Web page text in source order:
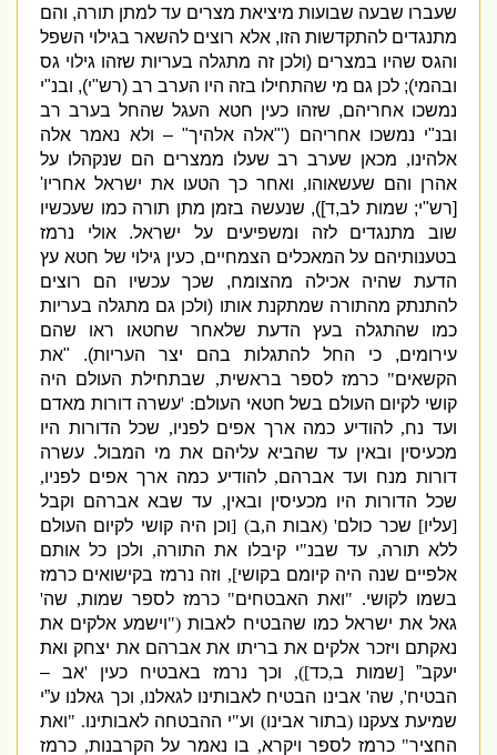
שעברו שבעה שבועות מיציאת מצרים עד למתן תורה,והם
מתנגדים להתקדשות הזו,אלא רוצים להשאר בגילוי השפל
והגס שהיו במצרים(ולכן זה מתגלה בעריות שזהו גילוי גס
ובהמי);לכן גם מי שהתחילו בזה היו הערב רב(רש"י),ובנ"י
נמשכו אחריהם,שזהו כעין חטא העגל שהחל בערב רב
ובנ"י נמשכו אחריהם(' אלה אלהיך" –ולא נאמר אלה
אלהינו,מכאן שערב רב שעלו ממצרים הם שנקהלו על
אהרן והם שעשאוהו,ואחר כך הטעו את ישראל אחריו'
רש"י;שמות לב,ד]),שנעשה בזמן מתן תורה כמו שעכשיו
שוב מתנגדים לזה ומשפיעים על ישראל.אולי נרמז
בטענותיהם על המאכלים הצמחיים,כעין גילוי של חטא עץ
הדעת שהיה אכילה מהצומח,שכך עכשיו הם רוצים
להתנתק מהתורה שמתקנת אותו(ולכן גם מתגלה בעריות
כמו שהתגלה בעץ הדעת שלאחר שחטאו ראו שהם
עירומים,כי החל להתגלות בהם יצר העריות). "
את
הקשאים"כרמז לספר בראשית,שבתחילת העולם היה
קושי לקיום העולם בשל חטאי העולם: 'עשרה דורות מאדם
ועד נח,להודיע כמה ארך אפים לפניו,שכל הדורות היו
מכעיסין ובאין עד שהביא עליהם את מי המבול.עשרה
דורות מנח ועד אברהם,להודיע כמה ארך אפים לפניו,
שכל הדורות היו מכעיסין ובאין,עד שבא אברהם וקבל
עליו]שכר כולם' (אבות ה ב) [וכן היה קושי לקיום העולם
ללא תורה,עד שבנ"י קיבלו את התורה,ולכן כל אותם
אלפיים שנה היה קיומם בקושי],וזה נרמז בקישואים כרמז
בשמו לקושי.
" ואת האבטחים"כרמז לספר שמות,שה'
גאל את ישראל כמו שהבטיח לאבות(" וישמע אלקים את
נאקתם ויזכר אלקים את בריתו את אברהם את יצחק ואת
יעקב”[ שמות ב כד]),וכך נרמז באבטיח כעין' אב –
הבטיח',שה'אבינו הבטיח לאבותינו לגאלנו,וכך גאלנו ע”י
שמיעת צעקנו(בתור אבינו)וע "י ההבטחה לאבותינו. "ואת
החציר"כרמז לספר ויקרא,בו נאמר על הקרבנות,כרמז